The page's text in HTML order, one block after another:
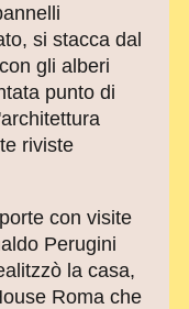
si stacca dal
gli alberi
punto di
riviste
con visite
Perugini
la casa,
Roma che